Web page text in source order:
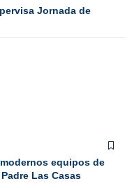
Jornada de
equipos de
Las Casas